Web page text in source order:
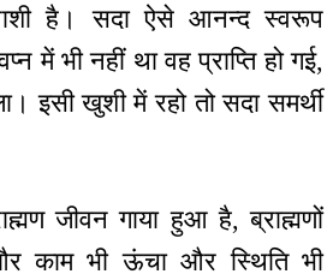
है। सदा ऐसे आनन्द स्वरूप
में भी नहीं था वह प्राप्ति हो गई,
इसी खुशी में रहो तो सदा समर्थी
जीवन गाया हुआ है, ब्राह्मणों
काम भी ऊंचा और स्थिति भी